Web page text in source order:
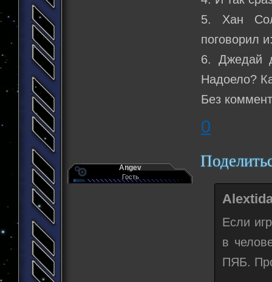
5. Хан
поговорил
6. Джедай
Надоело?
Без
0
Angev
Гость
Если
в
ПЯБ.